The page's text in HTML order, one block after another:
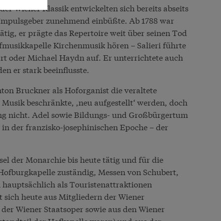
Wiener Klassik entwickelten sich bereits abseits
zunehmend einbüßte. Ab 1788 war
er prägte das Repertoire weit über seinen Tod
Kirchenmusik hören – Salieri führte
oder Michael Haydn auf. Er unterrichtete auch
er stark beeinflusste.
Bruckner als Hoforganist die veraltete
beschränkte, ,neu aufgestellt‘ werden, doch
nicht. Adel sowie Bildungs- und Großbürgertum
der franzisko-josephinischen Epoche – der
der Monarchie bis heute tätig und für die
zuständig, Messen von Schubert,
als Touristenattraktionen
heute aus Mitgliedern der Wiener
Wiener Staatsoper sowie aus den Wiener